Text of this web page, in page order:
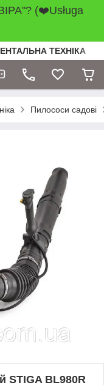
(❤️Usługa
ТЕХНІКА
Пилососи садові
STIGA BL980R